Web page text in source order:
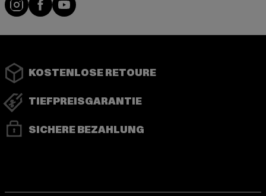
KOSTENLOSE RETOURE
TIEFPREISGARANTIE
SICHERE BEZAHLUNG